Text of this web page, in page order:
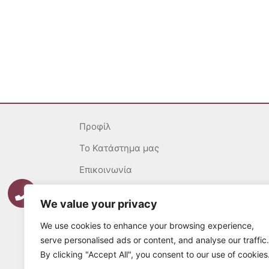
We value your privacy
We use cookies to enhance your browsing experience,
serve personalised ads or content, and analyse our traffic.
By clicking "Accept All", you consent to our use of cookies.
Προφίλ
To Κατάστημα μας
Επικοινωνία
Ασφάλεια Συναλλαγών
Πολιτική επιστροφών
Τρόποι Πληρωμής